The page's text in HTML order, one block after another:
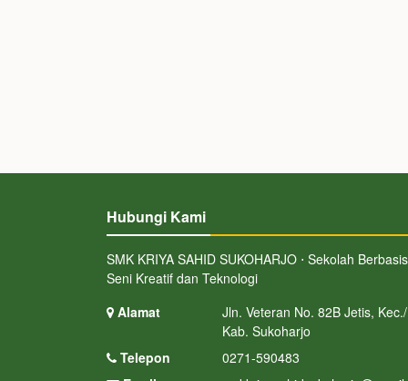
Hubungi Kami
SMK KRIYA SAHID SUKOHARJO ⋅ Sekolah Berbasis
Seni Kreatif dan Teknologi
Alamat
Jln. Veteran No. 82B Jetis, Kec./
Kab. Sukoharjo
Telepon
0271-590483